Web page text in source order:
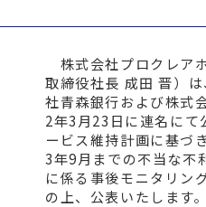
株式会社プロクレア
取締役社長 成田 晋）
社青森銀行および株式
2年3月23日に連名にて
ービス維持計画に基づ
3年9月までの不当な不
に係る事後モニタリン
の上、公表いたします。